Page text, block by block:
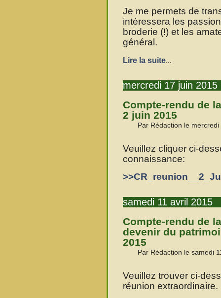
Je me permets de
intéressera les
broderie (!) et les
général.
Lire la suite...
mercredi 17 juin 2015
Compte-rendu de
2 juin 2015
Par Rédaction le
Veuillez cliquer ci-
connaissance:
samedi 11 avril 2015
Compte-rendu de
devenir du
2015
Par Rédaction le samedi
Veuillez trouver ci-
réunion extraordinaire.